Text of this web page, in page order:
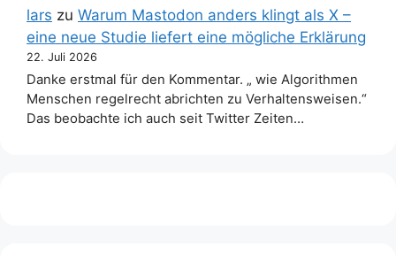
lars zu Warum Mastodon anders klingt als X –
eine neue Studie liefert eine mögliche Erklärung
22. Juli 2026
Danke erstmal für den Kommentar. „ wie Algorithmen
Menschen regelrecht abrichten zu Verhaltensweisen.“
Das beobachte ich auch seit Twitter Zeiten…